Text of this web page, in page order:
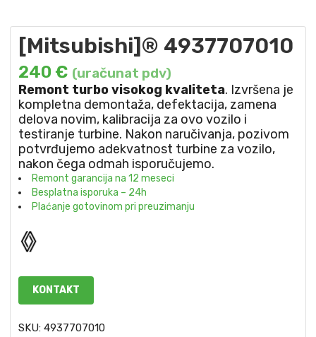
[Mitsubishi]® 4937707010
240 € (uračunat pdv)
Remont turbo visokog kvaliteta. Izvršena je
kompletna demontaža, defektacija, zamena
delova novim, kalibracija za ovo vozilo i
testiranje turbine. Nakon naručivanja, pozivom
potvrđujemo adekvatnost turbine za vozilo,
nakon čega odmah isporučujemo.
Remont garancija na 12 meseci
Besplatna isporuka – 24h
Plaćanje gotovinom pri preuzimanju
KONTAKT
SKU: 4937707010